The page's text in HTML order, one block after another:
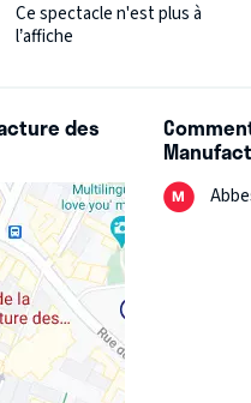
Ce spectacle n'est plus à
l’affiche
des